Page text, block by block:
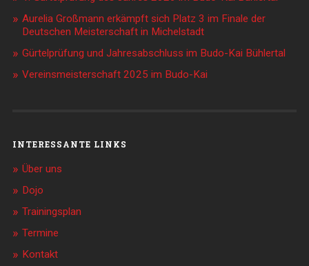
Aurelia Großmann erkämpft sich Platz 3 im Finale der
Deutschen Meisterschaft in Michelstadt
Gürtelprüfung und Jahresabschluss im Budo-Kai Bühlertal
Vereinsmeisterschaft 2025 im Budo-Kai
INTERESSANTE LINKS
Über uns
Dojo
Trainingsplan
Termine
Kontakt